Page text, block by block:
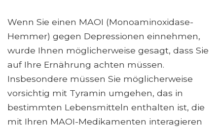
Wenn Sie einen MAOI (Monoaminoxidase-
Hemmer) gegen Depressionen einnehmen,
wurde Ihnen möglicherweise gesagt, dass Sie
auf Ihre Ernährung achten müssen.
Insbesondere müssen Sie möglicherweise
vorsichtig mit Tyramin umgehen, das in
bestimmten Lebensmitteln enthalten ist, die
mit Ihren MAOI-Medikamenten interagieren